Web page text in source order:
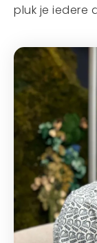
pluk je iedere